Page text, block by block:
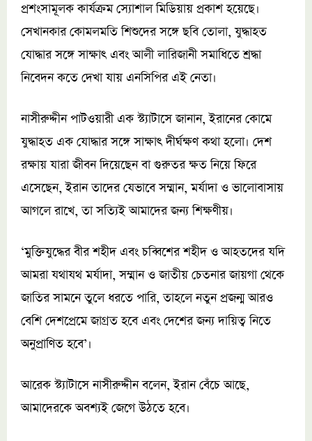
প্রশংসামূলক কার্যক্রম স্যোশাল মিডিয়ায় প্রকাশ হয়েছে।
সেখানকার কোমলমতি শিশুদের সঙ্গে ছবি তোলা, যুদ্ধাহত
যোদ্ধার সঙ্গে সাক্ষাৎ এবং আলী লারিজানী সমাধিতে শ্রদ্ধা
নিবেদন কতে দেখা যায় এনসিপির এই নেতা।
নাসীরুদ্দীন পাটওয়ারী এক স্ট্যাটাসে জানান, ইরানের কোমে
যুদ্ধাহত এক যোদ্ধার সঙ্গে সাক্ষাৎ দীর্ঘক্ষণ কথা হলো। দেশ
রক্ষায় যারা জীবন দিয়েছেন বা গুরুতর ক্ষত নিয়ে ফিরে
এসেছেন, ইরান তাদের যেভাবে সম্মান, মর্যাদা ও ভালোবাসায়
আগলে রাখে, তা সত্যিই আমাদের জন্য শিক্ষণীয়।
‘মুক্তিযুদ্ধের বীর শহীদ এবং চব্বিশের শহীদ ও আহতদের যদি
আমরা যথাযথ মর্যাদা, সম্মান ও জাতীয় চেতনার জায়গা থেকে
জাতির সামনে তুলে ধরতে পারি, তাহলে নতুন প্রজন্ম আরও
বেশি দেশপ্রেমে জাগ্রত হবে এবং দেশের জন্য দায়িত্ব নিতে
অনুপ্রাণিত হবে’।
আরেক স্ট্যাটাসে নাসীরুদ্দীন বলেন, ইরান বেঁচে আছে,
আমাদেরকে অবশ্যই জেগে উঠতে হবে।